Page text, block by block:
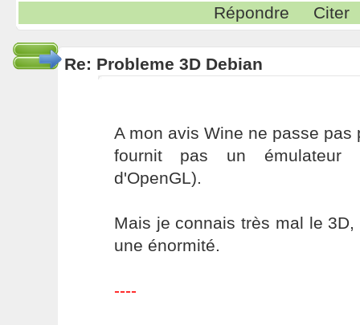
Répondre Citer
Re: Probleme 3D Debian
A mon avis Wine ne passe pas
fournit pas un émulateur
d'OpenGL).
Mais je connais très mal le
une énormité.
----